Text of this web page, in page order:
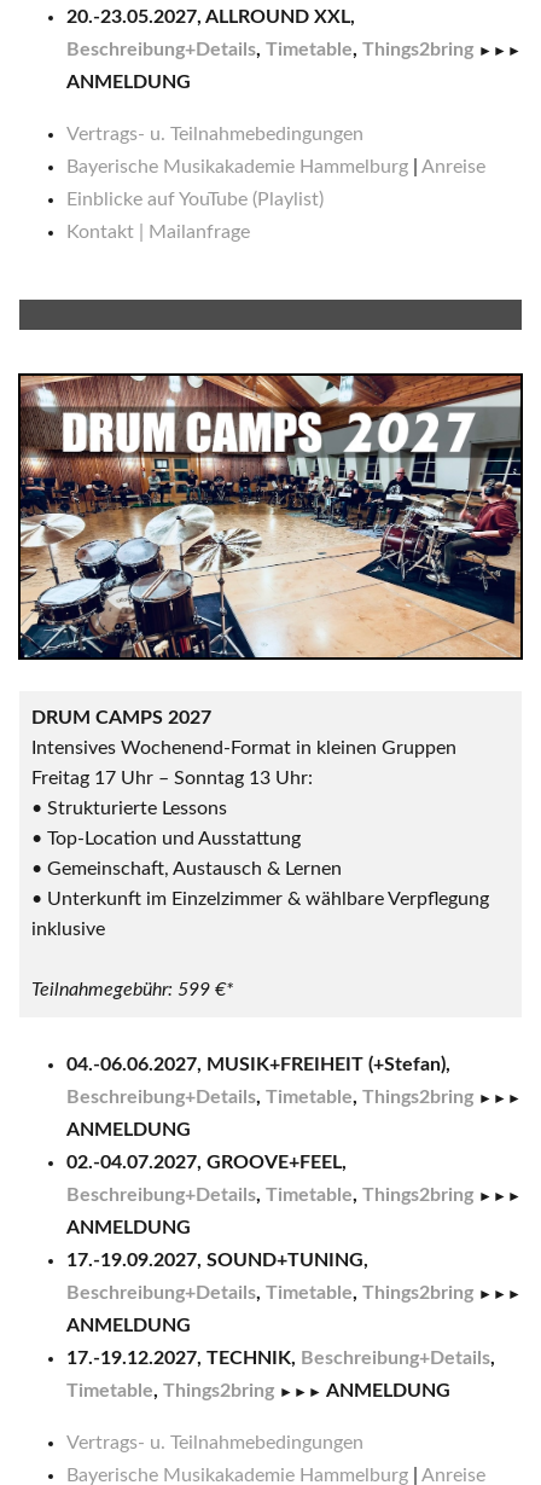
20.-23.05.2027, ALLROUND XXL,
Beschreibung+Details, Timetable, Things2bring ►►►
ANMELDUNG
Vertrags- u. Teilnahmebedingungen
Bayerische Musikakademie Hammelburg
Anreise
Einblicke auf YouTube (Playlist)
Kontakt | Mailanfrage
DRUM CAMPS 2027
Intensives Wochenend-Format in kleinen Gruppen
Freitag 17 Uhr – Sonntag 13 Uhr:
• Strukturierte Lessons
• Top-Location und Ausstattung
• Gemeinschaft, Austausch & Lernen
• Unterkunft im Einzelzimmer & wählbare Verpflegung
inklusive
Teilnahmegebühr: 599 €*
04.-06.06.2027, MUSIK+FREIHEIT (+Stefan),
Beschreibung+Details, Timetable, Things2bring ►►►
ANMELDUNG
02.-04.07.2027, GROOVE+FEEL,
Beschreibung+Details, Timetable, Things2bring ►►►
ANMELDUNG
17.-19.09.2027, SOUND+TUNING,
Beschreibung+Details, Timetable, Things2bring ►►►
ANMELDUNG
17.-19.12.2027, TECHNIK, Beschreibung+Details,
Timetable, Things2bring ►►► ANMELDUNG
Vertrags- u. Teilnahmebedingungen
Bayerische Musikakademie Hammelburg
Anreise